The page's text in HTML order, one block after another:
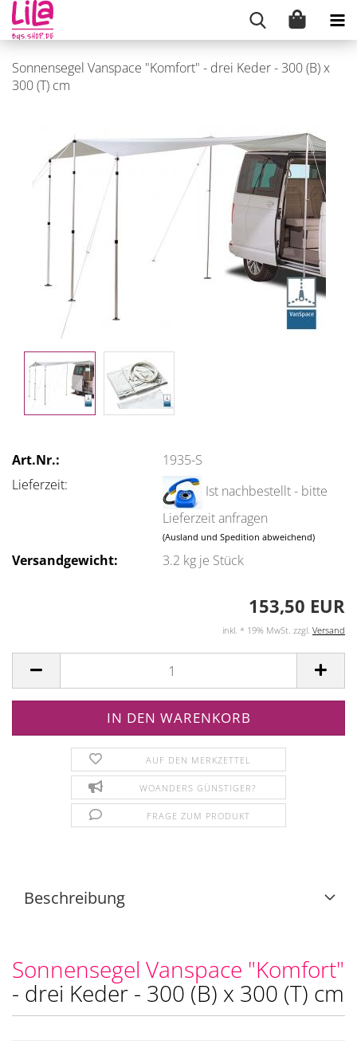
Sonnensegel Vanspace "Komfort" - drei Keder - 300 (B) x
300 (T) cm
Art.Nr.:
1935-S
Lieferzeit:
Ist nachbestellt - bitte
Lieferzeit anfragen
(Ausland und Spedition abweichend)
Versandgewicht: 3.2 kg je Stück
153,50 EUR
inkl. * 19% MwSt. zzgl. Versand
AUF DEN MERKZETTEL
WOANDERS GÜNSTIGER?
FRAGE ZUM PRODUKT
Beschreibung
Sonnensegel Vanspace "Komfort"
- drei Keder - 300 (B) x 300 (T) cm